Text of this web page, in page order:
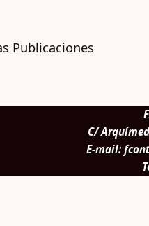
Publicaciones
C/
E-mail: